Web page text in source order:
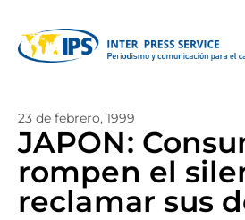
23 de febrero, 1999
JAPON:
rompen el
reclamar sus